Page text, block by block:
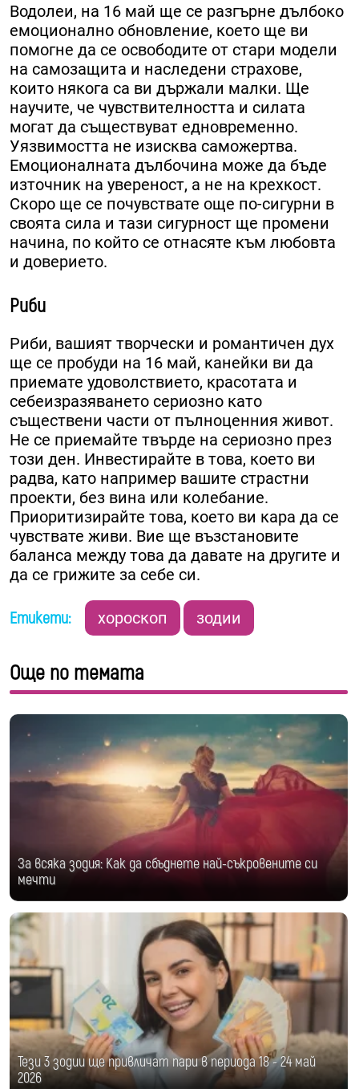
Водолеи, на 16 май ще се разгърне дълбоко
емоционално обновление, което ще ви
помогне да се освободите от стари модели
на самозащита и наследени страхове,
които някога са ви държали малки. Ще
научите, че чувствителността и силата
могат да съществуват едновременно.
Уязвимостта не изисква саможертва.
Емоционалната дълбочина може да бъде
източник на увереност, а не на крехкост.
Скоро ще се почувствате още по-сигурни в
своята сила и тази сигурност ще промени
начина, по който се отнасяте към любовта
и доверието.
Риби
Риби, вашият творчески и романтичен дух
ще се пробуди на 16 май, канейки ви да
приемате удоволствието, красотата и
себеизразяването сериозно като
съществени части от пълноценния живот.
Не се приемайте твърде на сериозно през
този ден. Инвестирайте в това, което ви
радва, като например вашите страстни
проекти, без вина или колебание.
Приоритизирайте това, което ви кара да се
чувствате живи. Вие ще възстановите
баланса между това да давате на другите и
да се грижите за себе си.
Етикети: хороскоп зодии
Още по темата
За всяка зодия: Как да сбъднете най-съкровените си
мечти
Тези 3 зодии ще привличат пари в периода 18 - 24 май
2026